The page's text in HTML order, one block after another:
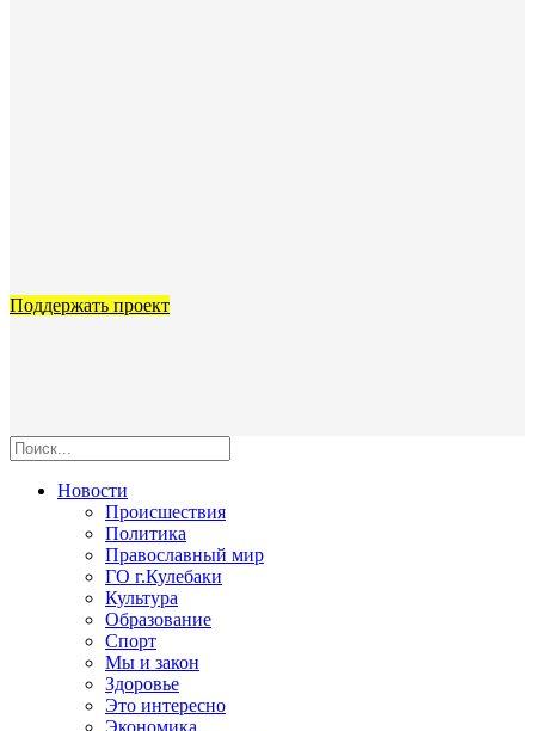
Поддержать проект
Новости
Происшествия
Политика
Православный мир
ГО г.Кулебаки
Культура
Образование
Спорт
Мы и закон
Здоровье
Это интересно